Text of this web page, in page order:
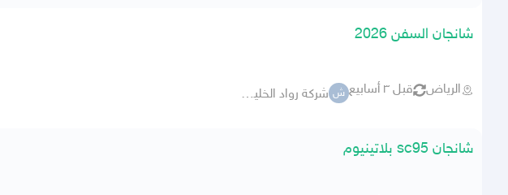
شانجان السفن 2026
الرياض قبل ٣ أسابيع ش شركة رواد الخليج للسيارات
شانجان sc95 بلاتينيوم